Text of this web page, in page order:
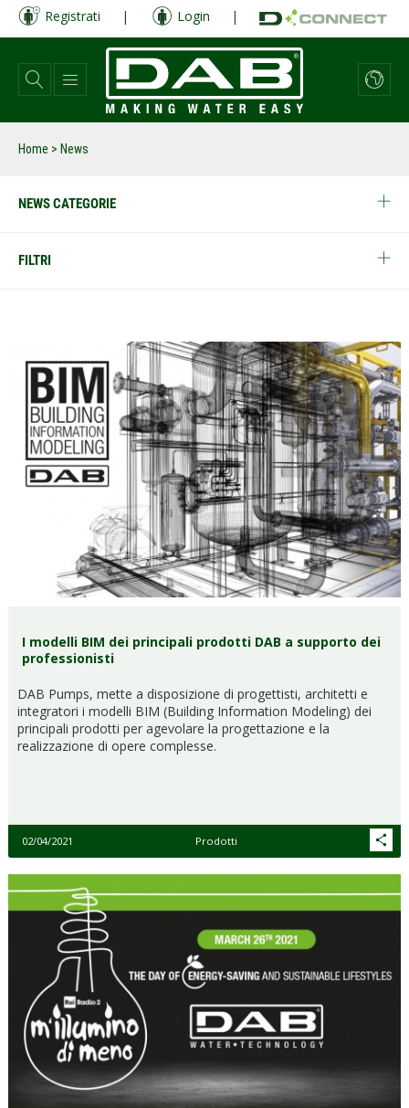
Salta
contenuto
principale
Registrati | Login |
Home > News
NEWS CATEGORIE
FILTRI
I modelli BIM dei principali prodotti DAB a supporto dei
professionisti
DAB Pumps, mette a disposizione di progettisti, architetti e
integratori i modelli BIM (Building Information Modeling) dei
principali prodotti per agevolare la progettazione e la
realizzazione di opere complesse.
02/04/2021 Prodotti